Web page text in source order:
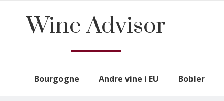
Wine Advisor
Bourgogne Andre vine i EU Bobler